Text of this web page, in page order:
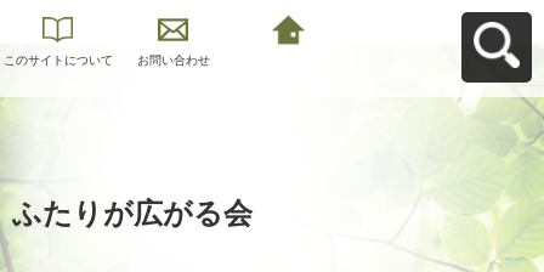
このサイトについて お問い合わせ
ふたりが広がる会